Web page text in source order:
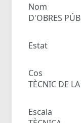
Nom
D'OBRES
Estat
Cos
TÈCNIC DE
Escala